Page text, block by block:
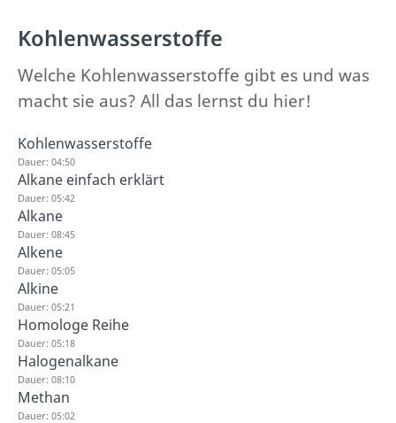
Kohlenwasserstoffe
Welche Kohlenwasserstoffe gibt es und was
macht sie aus? All das lernst du hier!
Kohlenwasserstoffe
Dauer: 04:50
Alkane einfach erklärt
Dauer: 05:42
Alkane
Dauer: 08:45
Alkene
Dauer: 05:05
Alkine
Dauer: 05:21
Homologe Reihe
Dauer: 05:18
Halogenalkane
Dauer: 08:10
Methan
Dauer: 05:02